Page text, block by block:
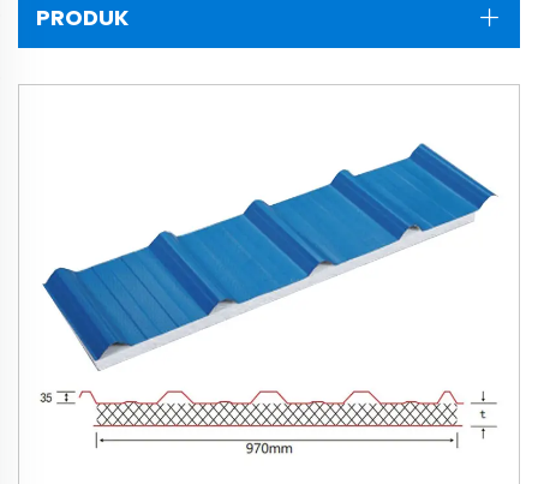
PRODUK